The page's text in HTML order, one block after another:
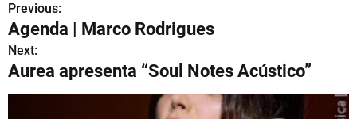
N
a
v
Previous:
Agenda | Marco Rodrigues
Next:
Aurea apresenta “Soul Notes Acústico”